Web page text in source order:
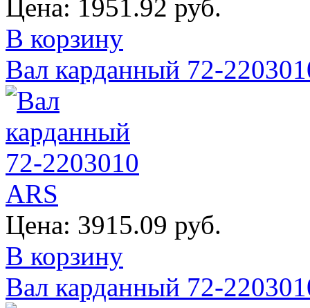
Цена: 1951.92 руб.
В корзину
Вал карданный 72-
Цена: 3915.09 руб.
В корзину
Вал карданный 72-